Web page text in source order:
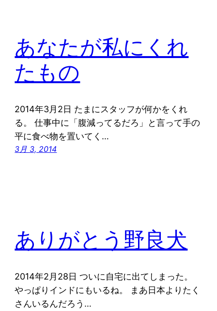
あなたが私にくれ
たもの
2014年3月2日 たまにスタッフが何かをくれ
る。 仕事中に「腹減ってるだろ」と言って手の
平に食べ物を置いてく…
3月 3, 2014
ありがとう野良犬
2014年2月28日 ついに自宅に出てしまった。
やっぱりインドにもいるね。 まあ日本よりたく
さんいるんだろう…